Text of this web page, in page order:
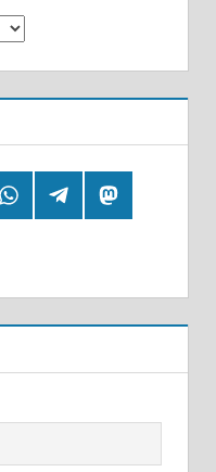
WhatsappTelegramMastodon